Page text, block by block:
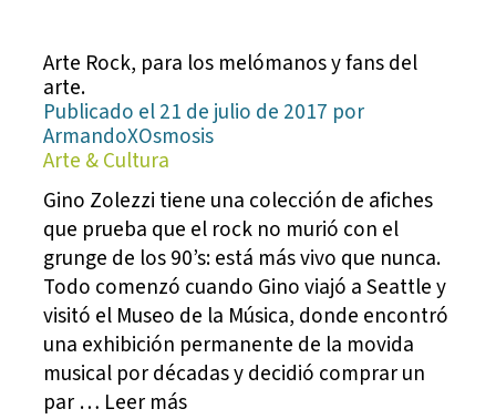
Arte Rock, para los melómanos y fans del
arte.
Publicado el 21 de julio de 2017 por
ArmandoXOsmosis
Arte & Cultura
Gino Zolezzi tiene una colección de afiches
que prueba que el rock no murió con el
grunge de los 90’s: está más vivo que nunca.
Todo comenzó cuando Gino viajó a Seattle y
visitó el Museo de la Música, donde encontró
una exhibición permanente de la movida
musical por décadas y decidió comprar un
par … Leer más